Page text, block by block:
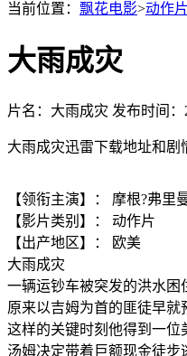
当前位置： 飘花电影>动作片
大雨成灾
片名：大雨成灾 发布时间：
大雨成灾迅雷下载地址和剧
【领衔主演】： 摩根?弗里
【影片类别】： 动作片
【出产地区】： 欧美
大雨成灾
一辆运钞车被突发的洪水困
原来以吉姆为首的匪徒早
这样的关键时刻他得到一
汤姆决定带着巨额现金徒步